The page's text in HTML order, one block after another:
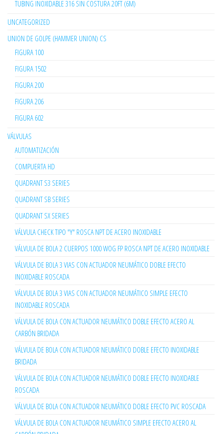
TUBING INOXIDABLE 316 SIN COSTURA 20FT (6M)
UNCATEGORIZED
UNION DE GOLPE (HAMMER UNION) CS
FIGURA 100
FIGURA 1502
FIGURA 200
FIGURA 206
FIGURA 602
VÁLVULAS
AUTOMATIZACIÓN
COMPUERTA HD
QUADRANT S3 SERIES
QUADRANT SB SERIES
QUADRANT SX SERIES
VÁLVULA CHECK TIPO "Y" ROSCA NPT DE ACERO INOXIDABLE
VÁLVULA DE BOLA 2 CUERPOS 1000 WOG FP ROSCA NPT DE ACERO INOXIDABLE
VÁLVULA DE BOLA 3 VIAS CON ACTUADOR NEUMÁTICO DOBLE EFECTO
INOXIDABLE ROSCADA
VÁLVULA DE BOLA 3 VIAS CON ACTUADOR NEUMÁTICO SIMPLE EFECTO
INOXIDABLE ROSCADA
VÁLVULA DE BOLA CON ACTUADOR NEUMÁTICO DOBLE EFECTO ACERO AL
CARBÓN BRIDADA
VÁLVULA DE BOLA CON ACTUADOR NEUMÁTICO DOBLE EFECTO INOXIDABLE
BRIDADA
VÁLVULA DE BOLA CON ACTUADOR NEUMÁTICO DOBLE EFECTO INOXIDABLE
ROSCADA
VÁLVULA DE BOLA CON ACTUADOR NEUMÁTICO DOBLE EFECTO PVC ROSCADA
VÁLVULA DE BOLA CON ACTUADOR NEUMÁTICO SIMPLE EFECTO ACERO AL